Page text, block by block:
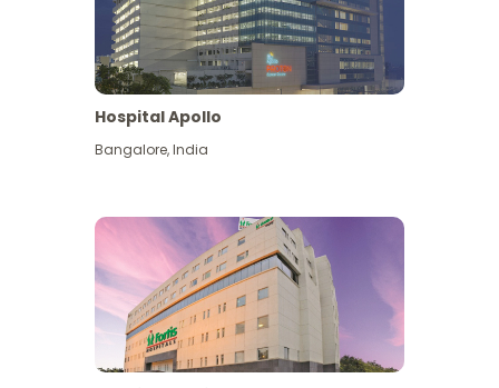
Hospital Apollo
Bangalore,India